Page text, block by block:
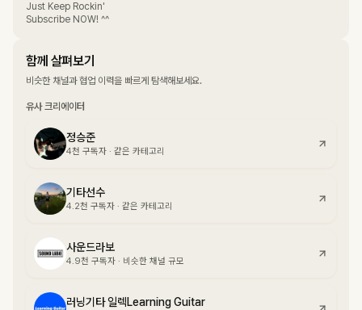
Just Keep Rockin'
Subscribe NOW! ^^
함께 살펴보기
비슷한 채널과 협업 이력을 빠르게 탐색해보세요.
유사 크리에이터
정승준
4천 구독자 · 같은 카테고리
기타선수
4.2천 구독자 · 같은 카테고리
사운드라보
4.9천 구독자 · 비슷한 채널 규모
러닝기타 일렉Learning Guitar